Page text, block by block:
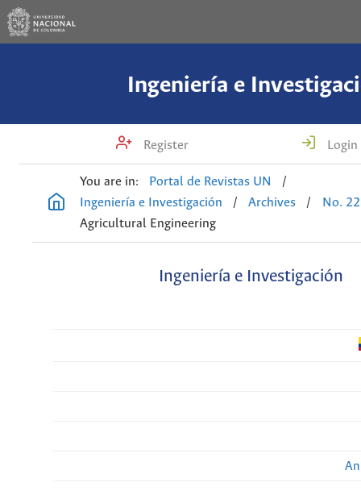
Ingeniería e
Register Login
You are in: Portal de Revistas UN
/
Ingeniería e Investigación
/ Archives /
No.
Agricultural Engineering
Ingeniería e Investigación